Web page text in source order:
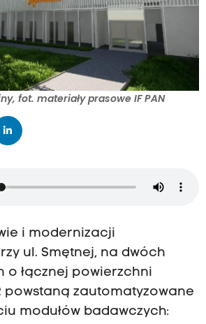
fot. materiały prasowe IF PAN
i modernizacji
ul. Smętnej, na dwóch
o łącznej powierzchni
powstaną zautomatyzowane
modułów badawczych: